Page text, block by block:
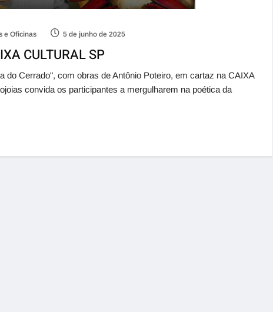
e Oficinas 5 de junho de 2025
CULTURAL SP
do Cerrado", com obras de Antônio Poteiro, em cartaz na CAIXA
convida os participantes a mergulharem na poética da